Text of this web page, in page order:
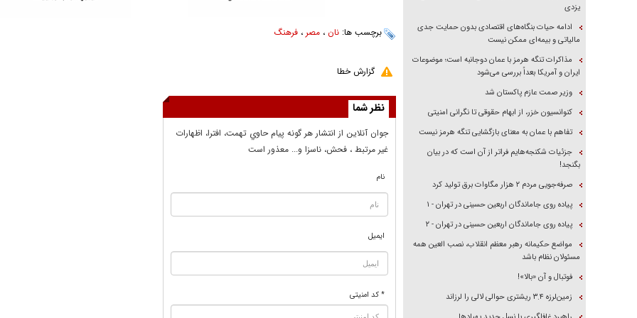
برچسب ها: نان ، مصر، فرهنگ
گزارش خطا
نظر شما
جوان آنلاين از انتشار هر گونه پيام حاوي تهمت، افترا، اظهارات
غير مرتبط ، فحش، ناسزا و... معذور است
نام
ایمیل
* کد امنیتی
یزدی
ادامه حیات بنگاه‌های اقتصادی بدون حمایت جدی
مالیاتی و بیمه‌ای ممکن نیست
مذاکرات تنگه هرمز با عمان دوجانبه است؛ موضوعات
ایران و آمریکا بعداً بررسی می‌شود
وزیر صمت عازم پاکستان شد
کنوانسیون خزر، از ابهام حقوقی تا نگرانی امنیتی
تفاهم با عمان به معنای بازگشایی تنگه هرمز نیست
جزئیات شکنجه‌هایم فراتر از آن است که در بیان
بگنجد!
صرفه‌جویی مردم ۲ هزار مگاوات برق تولید کرد
پیاده روی جاماندگان اربعین حسینی در تهران - ۱
پیاده روی جاماندگان اربعین حسینی در تهران - ۲
مواضع حکیمانه رهبر معظم انقلاب، نصب العین همه
مسئولان نظام باشد
فوتبال و آن «بالا»!
زمین‌لرزه ۳.۴ ریشتری حوالی لالی را لرزاند